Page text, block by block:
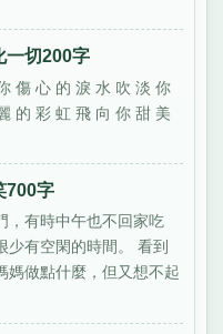
一切200字
傷 心 的 淚 水 吹 淡 你
的 彩 虹 飛 向 你 甜 美
700字
，有時中午也不回家吃
少有空閑的時間。 看到
媽做點什麼，但又想不起